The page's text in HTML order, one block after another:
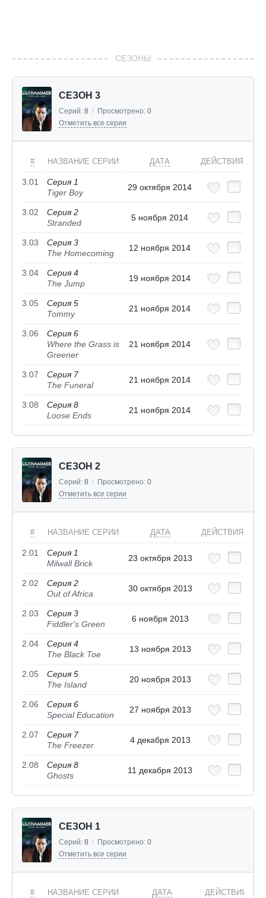
СЕЗОНЫ
СЕЗОН 3
Серий: 8 / Просмотрено: 0
Отметить все серии
# НАЗВАНИЕ СЕРИИ ДАТА ДЕЙСТВИЯ
3.01
Серия 1
Tiger Boy
29 октября 2014
3.02
Серия 2
Stranded
5 ноября 2014
3.03
Серия 3
The Homecoming
12 ноября 2014
3.04
Серия 4
The Jump
19 ноября 2014
3.05
Серия 5
Tommy
21 ноября 2014
3.06
Серия 6
Where the Grass is
Greener
21 ноября 2014
3.07
Серия 7
The Funeral
21 ноября 2014
3.08
Серия 8
Loose Ends
21 ноября 2014
СЕЗОН 2
Серий: 8 / Просмотрено: 0
Отметить все серии
# НАЗВАНИЕ СЕРИИ ДАТА ДЕЙСТВИЯ
2.01
Серия 1
Milwall Brick
23 октября 2013
2.02
Серия 2
Out of Africa
30 октября 2013
2.03
Серия 3
Fiddler's Green
6 ноября 2013
2.04
Серия 4
The Black Toe
13 ноября 2013
2.05
Серия 5
The Island
20 ноября 2013
2.06
Серия 6
Special Education
27 ноября 2013
2.07
Серия 7
The Freezer
4 декабря 2013
2.08
Серия 8
Ghosts
11 декабря 2013
СЕЗОН 1
Серий: 8 / Просмотрено: 0
Отметить все серии
# НАЗВАНИЕ СЕРИИ ДАТА ДЕЙСТВИЯ